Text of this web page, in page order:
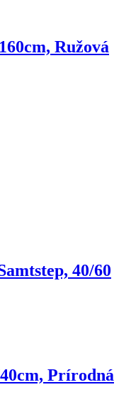
Ružová
40/60
Prírodná